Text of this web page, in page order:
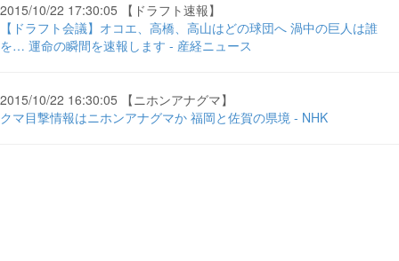
2015/10/22 17:30:05 【ドラフト速報】
【ドラフト会議】オコエ、高橋、高山はどの球団へ 渦中の巨人は誰
を… 運命の瞬間を速報します - 産経ニュース
2015/10/22 16:30:05 【ニホンアナグマ】
クマ目撃情報はニホンアナグマか 福岡と佐賀の県境 - NHK